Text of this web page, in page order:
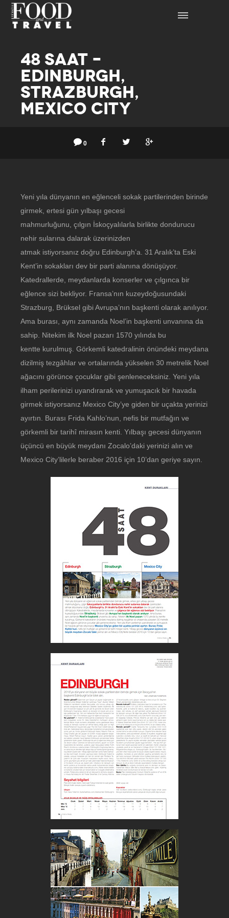
48 SAAT –
EDINBURGH,
STRAZBURGH,
MEXICO CITY
0
Yeni yıla dünyanın en eğlenceli sokak partilerinden birinde
girmek, ertesi gün yılbaşı gecesi
mahmurluğunu, çılgın İskoçyalılarla birlikte dondurucu
nehir sularına dalarak üzerinizden
atmak istiyorsanız doğru Edinburgh’a. 31 Aralık’ta Eski
Kent’in sokakları dev bir parti alanına dönüşüyor.
Katedrallerde, meydanlarda konserler ve çılgınca bir
eğlence sizi bekliyor. Fransa’nın kuzeydoğusundaki
Strazburg, Brüksel gibi Avrupa’nın başkenti olarak anılıyor.
Ama burası, aynı zamanda Noel’in başkenti unvanına da
sahip. Nitekim ilk Noel pazarı 1570 yılında bu
kentte kurulmuş. Görkemli katedralinin önündeki meydana
dizilmiş tezgâhlar ve ortalarında yükselen 30 metrelik Noel
ağacını görünce çocuklar gibi şenleneceksiniz. Yeni yıla
ilham perilerinizi uyandırarak ve yumuşacık bir havada
girmek istiyorsanız Mexico City’ye giden bir uçakta yerinizi
ayırtın. Burası Frida Kahlo’nun, nefis bir mutfağın ve
görkemli bir tarihî mirasın kenti. Yılbaşı gecesi dünyanın
üçüncü en büyük meydanı Zocalo’daki yerinizi alın ve
Mexico City’lilerle beraber 2016 için 10’dan geriye sayın.